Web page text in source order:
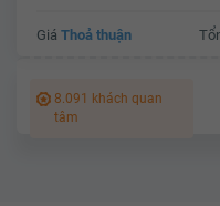
Giá Thoả thuận
8.091 khách quan
tâm